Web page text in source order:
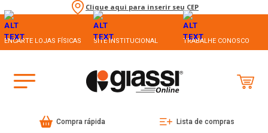
Clique aqui para inserir seu CEP
ENCARTE LOJAS FÍSICAS SITE INSTITUCIONAL TRABALHE CONOSCO
Compra rápida Lista de compras